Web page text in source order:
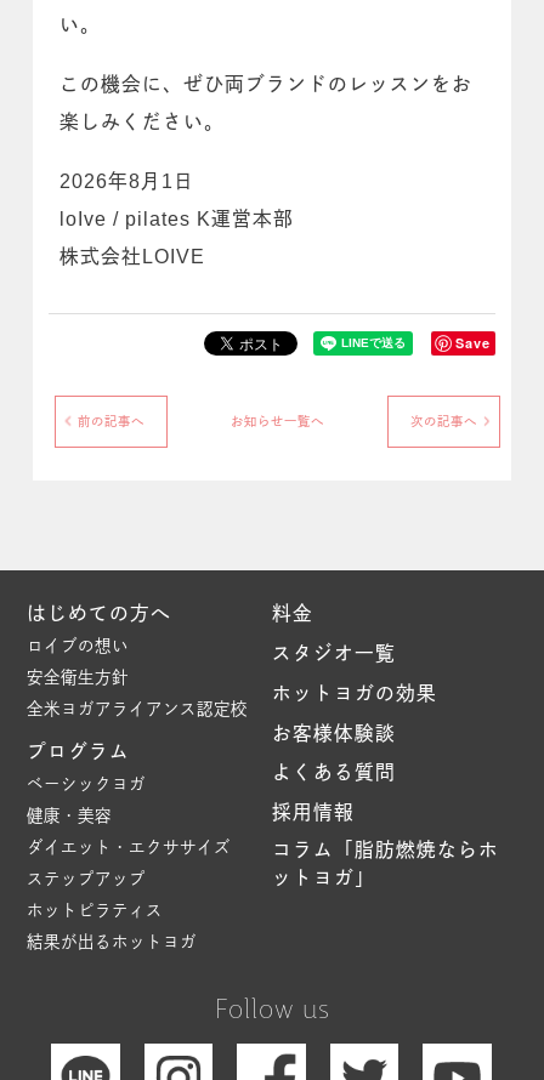
い。
この機会に、ぜひ両ブランドのレッスンをお
楽しみください。
2026年8月1日
loIve / pilates K運営本部
株式会社LOIVE
Save
前の記事へ お知らせ一覧へ 次の記事へ
Follow us
はじめての方へ
ロイブの想い
安全衛生方針
全米ヨガアライアンス認定校
プログラム
ベーシックヨガ
健康・美容
ダイエット・エクササイズ
ステップアップ
ホットピラティス
結果が出るホットヨガ
料金
スタジオ一覧
ホットヨガの効果
お客様体験談
よくある質問
採用情報
コラム「脂肪燃焼ならホ
ットヨガ」